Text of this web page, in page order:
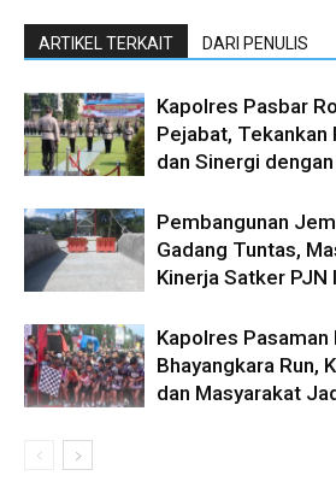
ARTIKEL TERKAIT DARI PENULIS
Kapolres Pasbar
Pejabat, Tekankan
dan Sinergi
Pembangunan
Gadang Tuntas,
Kinerja Satker PJN
Kapolres Pasaman
Bhayangkara Run,
dan Masyarakat